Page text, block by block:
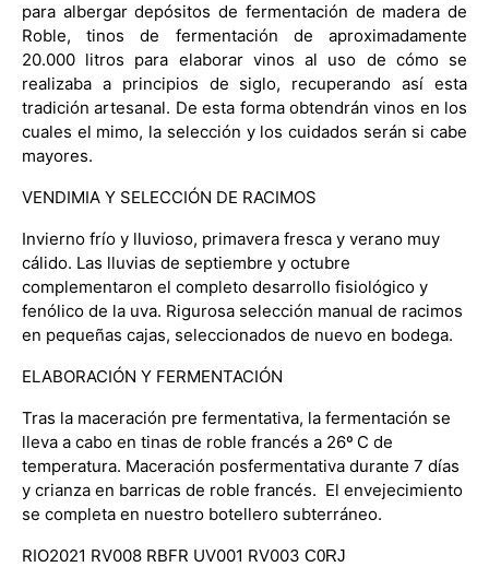
para albergar depósitos de fermentación de madera de
Roble, tinos de fermentación de aproximadamente
20.000 litros para elaborar vinos al uso de cómo se
realizaba a principios de siglo, recuperando así esta
tradición artesanal. De esta forma obtendrán vinos en los
cuales el mimo, la selección y los cuidados serán si cabe
mayores.
VENDIMIA Y SELECCIÓN DE RACIMOS
Invierno frío y lluvioso, primavera fresca y verano muy
cálido. Las lluvias de septiembre y octubre
complementaron el completo desarrollo fisiológico y
fenólico de la uva. Rigurosa selección manual de racimos
en pequeñas cajas, seleccionados de nuevo en bodega.
ELABORACIÓN Y FERMENTACIÓN
Tras la maceración pre fermentativa, la fermentación se
lleva a cabo en tinas de roble francés a 26º C de
temperatura. Maceración posfermentativa durante 7 días
y crianza en barricas de roble francés. El envejecimiento
se completa en nuestro botellero subterráneo.
RIO2021 RV008 RBFR UV001 RV003 C0RJ